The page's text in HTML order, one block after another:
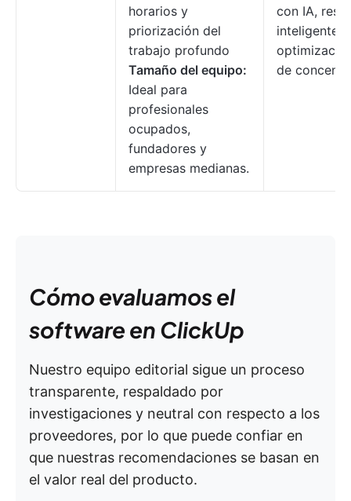
horarios y
priorización del
trabajo profundo
Tamaño del equipo:
Ideal para
profesionales
ocupados,
fundadores y
empresas medianas.
con IA,
inteligente
de
Cómo evaluamos el
software en ClickUp
Nuestro equipo editorial sigue un proceso
transparente, respaldado por
investigaciones y neutral con respecto a los
proveedores, por lo que puede confiar en
que nuestras recomendaciones se basan en
el valor real del producto.